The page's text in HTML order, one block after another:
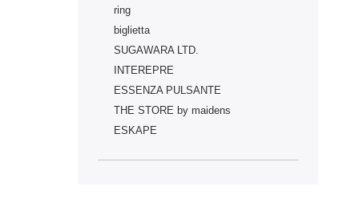
ring
biglietta
SUGAWARA LTD.
INTEREPRE
ESSENZA PULSANTE
THE STORE by maidens
ESKAPE